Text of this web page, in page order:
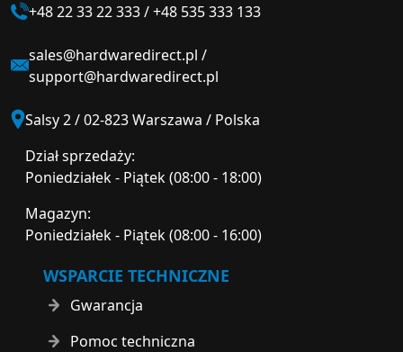
+48 22 33 22 333/+48 535 333 133
sales@hardwaredirect.pl /
support@hardwaredirect.pl
Salsy 2 / 02-823 Warszawa / Polska
Dział sprzedaży:
Poniedziałek - Piątek (08:00 - 18:00)
Magazyn:
Poniedziałek - Piątek (08:00 - 16:00)
WSPARCIE TECHNICZNE
Gwarancja
Pomoc techniczna